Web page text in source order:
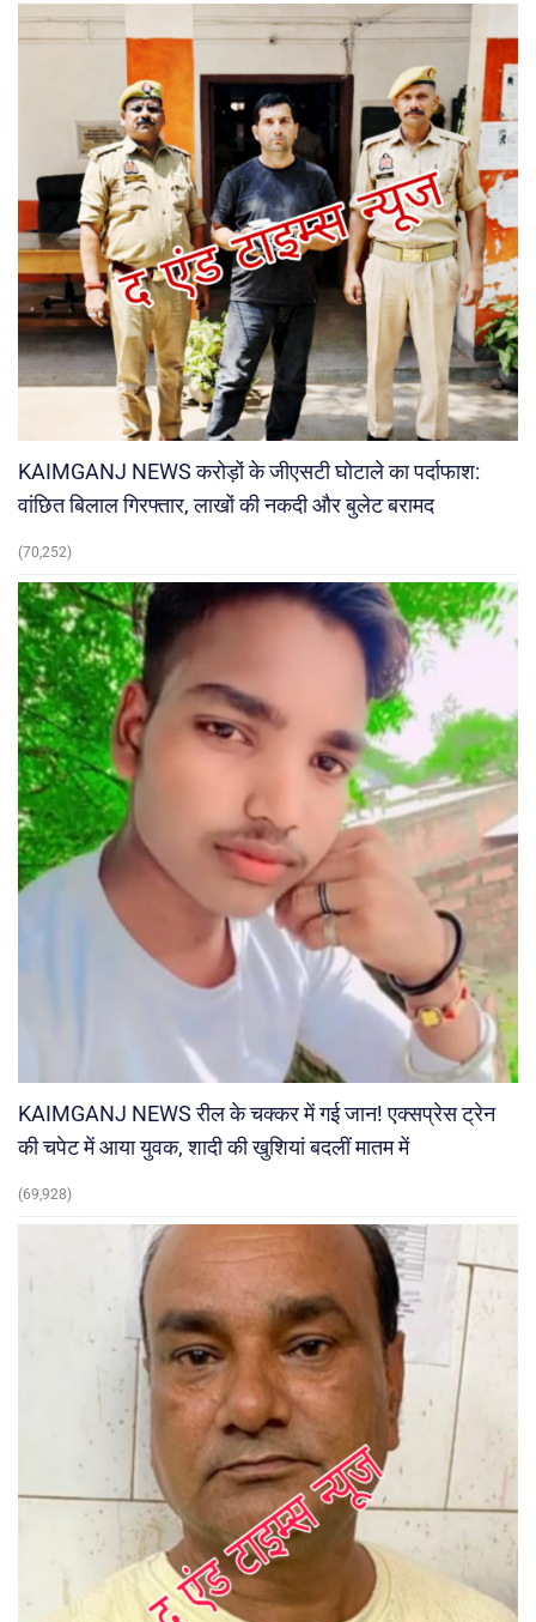
KAIMGANJ NEWS करोड़ों के जीएसटी घोटाले का पर्दाफाश:
वांछित बिलाल गिरफ्तार, लाखों की नकदी और बुलेट बरामद
(70,252)
KAIMGANJ NEWS रील के चक्कर में गई जान! एक्सप्रेस ट्रेन
की चपेट में आया युवक, शादी की खुशियां बदलीं मातम में
(69,928)